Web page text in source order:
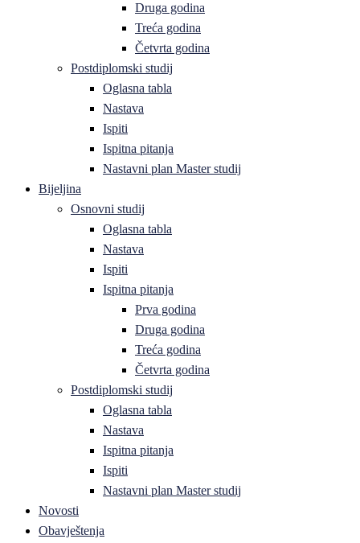
Druga godina
Treća godina
Četvrta godina
Postdiplomski studij
Oglasna tabla
Nastava
Ispiti
Ispitna pitanja
Nastavni plan Master studij
Bijeljina
Osnovni studij
Oglasna tabla
Nastava
Ispiti
Ispitna pitanja
Prva godina
Druga godina
Treća godina
Četvrta godina
Postdiplomski studij
Oglasna tabla
Nastava
Ispitna pitanja
Ispiti
Nastavni plan Master studij
Novosti
Obavještenja